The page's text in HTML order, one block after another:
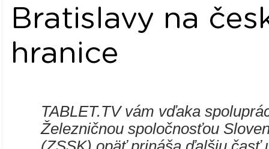
Bratislavy na
hranice
TABLET.TV vám vďaka
Železničnou spoločnosťou